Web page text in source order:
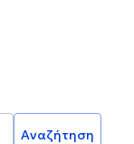
Αναζήτηση